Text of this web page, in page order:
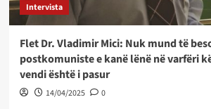
Intervista
Flet Dr. Vladimir Mici: Nuk mund të
postkomuniste e kanë lënë në varfëri
vendi është i pasur
14/04/2025 0